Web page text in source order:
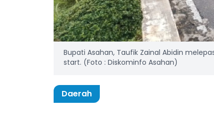
Bupati Asahan, Taufik Zainal Abidin
start. (Foto : Diskominfo Asahan)
Daerah